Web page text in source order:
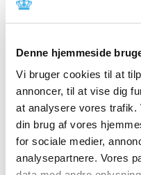
Denne hjemmeside
Vi bruger cookies til at
annoncer, til at vise dig
at analysere vores trafik.
din brug af vores
for sociale medier,
analysepartnere. Vores
2023 (8)
2022 (4)
2021 (24)
2020 (7)
2019 (39)
2018 (40)